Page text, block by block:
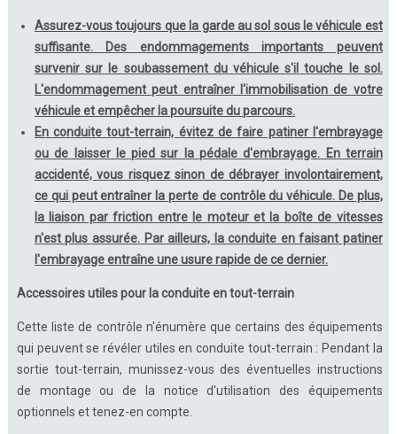
Assurez-vous toujours que la garde au sol sous le véhicule est
suffisante. Des endommagements importants peuvent
survenir sur le soubassement du véhicule s'il touche le sol.
L'endommagement peut entraîner l'immobilisation de votre
véhicule et empêcher la poursuite du parcours.
En conduite tout-terrain, évitez de faire patiner l'embrayage
ou de laisser le pied sur la pédale d'embrayage. En terrain
accidenté, vous risquez sinon de débrayer involontairement,
ce qui peut entraîner la perte de contrôle du véhicule. De plus,
la liaison par friction entre le moteur et la boîte de vitesses
n'est plus assurée. Par ailleurs, la conduite en faisant patiner
l'embrayage entraîne une usure rapide de ce dernier.
Accessoires utiles pour la conduite en tout-terrain
Cette liste de contrôle n'énumère que certains des équipements
qui peuvent se révéler utiles en conduite tout-terrain : Pendant la
sortie tout-terrain, munissez-vous des éventuelles instructions
de montage ou de la notice d'utilisation des équipements
optionnels et tenez-en compte.